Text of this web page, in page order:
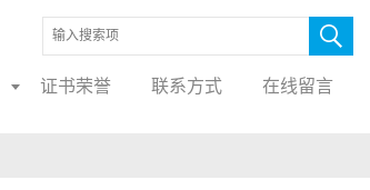
证书荣誉 联系方式 在线留言